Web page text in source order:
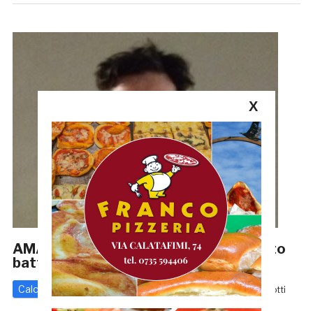
AMATORI: Il Ragnola inizia il campionato
battendo il Martisicuro per 2-1
Calcio - Altre Categorie 16 Ottobre 2024 diEnrico Tassotti
X